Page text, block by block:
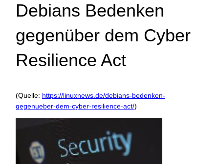
Debians Bedenken
gegenüber dem Cyber ​​
Resilience Act
(Quelle: https://linuxnews.de/debians-bedenken-
gegenueber-dem-cyber-resilience-act/)